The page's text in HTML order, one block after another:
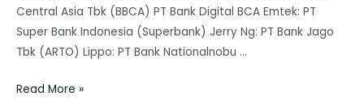
Central Asia Tbk (BBCA) PT Bank Digital BCA Emtek: PT
Super Bank Indonesia (Superbank) Jerry Ng: PT Bank Jago
Tbk (ARTO) Lippo: PT Bank Nationalnobu …
Read More »